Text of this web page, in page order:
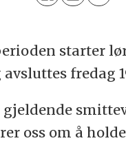
starter
fredag
oss om å